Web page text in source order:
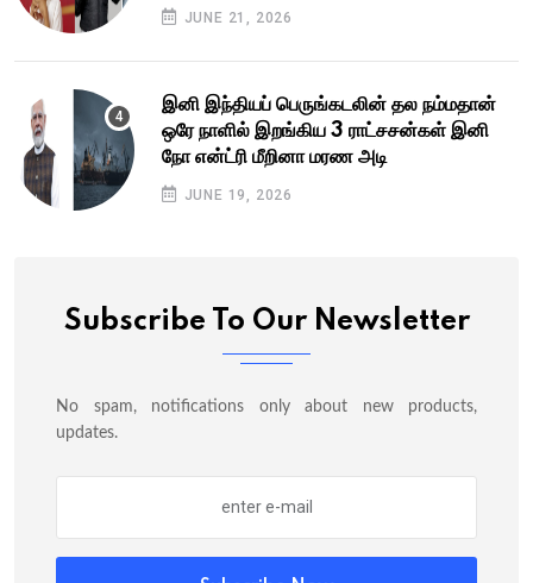
JUNE 21, 2026
இனி இந்தியப் பெருங்கடலின் தல நம்மதான்
ஒரே நாளில் இறங்கிய 3 ராட்சசன்கள் இனி
நோ என்ட்ரி மீறினா மரண அடி
JUNE 19, 2026
Subscribe To Our Newsletter
No spam, notifications only about new products,
updates.